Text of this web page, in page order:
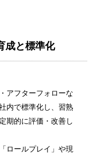
成と標準化
アフターフォローな
内で標準化し、習熟
期的に評価・改善し
ロールプレイ」や現